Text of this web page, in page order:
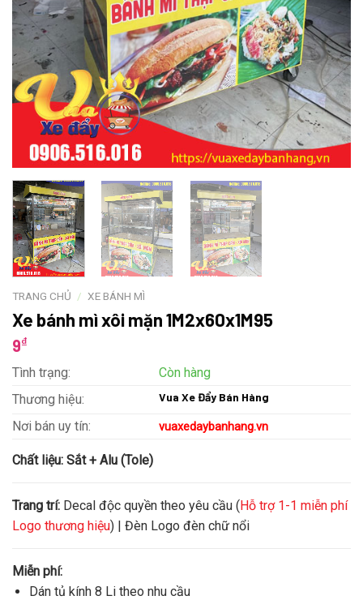
TRANG CHỦ / XE BÁNH MÌ
Xe bánh mì xôi mặn 1M2x60x1M95
9₫
Tình trạng:
Còn hàng
Thương hiệu:
Vua Xe Đẩy Bán Hàng
Nơi bán uy tín: vuaxedaybanhang.vn
Chất liệu: Sắt + Alu (Tole)
Trang trí: Decal độc quyền theo yêu cầu (Hỗ trợ 1-1 miễn phí
Logo thương hiệu) | Đèn Logo đèn chữ nổi
Miễn phí:
Dán tủ kính 8 Li theo nhu cầu